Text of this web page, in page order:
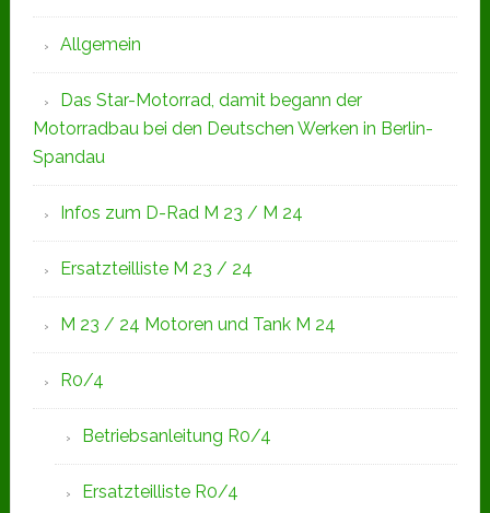
Allgemein
Das Star-Motorrad, damit begann der
Motorradbau bei den Deutschen Werken in Berlin-
Spandau
Infos zum D-Rad M 23 / M 24
Ersatzteilliste M 23 / 24
M 23 / 24 Motoren und Tank M 24
R0/4
Betriebsanleitung R0/4
Ersatzteilliste R0/4